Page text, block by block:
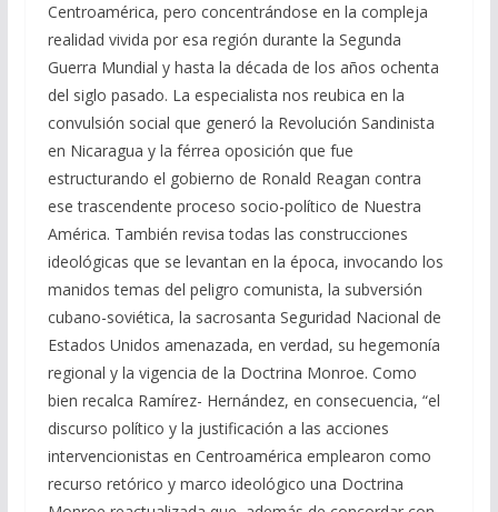
Centroamérica, pero concentrándose en la compleja
realidad vivida por esa región durante la Segunda
Guerra Mundial y hasta la década de los años ochenta
del siglo pasado. La especialista nos reubica en la
convulsión social que generó la Revolución Sandinista
en Nicaragua y la férrea oposición que fue
estructurando el gobierno de Ronald Reagan contra
ese trascendente proceso socio-político de Nuestra
América. También revisa todas las construcciones
ideológicas que se levantan en la época, invocando los
manidos temas del peligro comunista, la subversión
cubano-soviética, la sacrosanta Seguridad Nacional de
Estados Unidos amenazada, en verdad, su hegemonía
regional y la vigencia de la Doctrina Monroe. Como
bien recalca Ramírez- Hernández, en consecuencia, “el
discurso político y la justificación a las acciones
intervencionistas en Centroamérica emplearon como
recurso retórico y marco ideológico una Doctrina